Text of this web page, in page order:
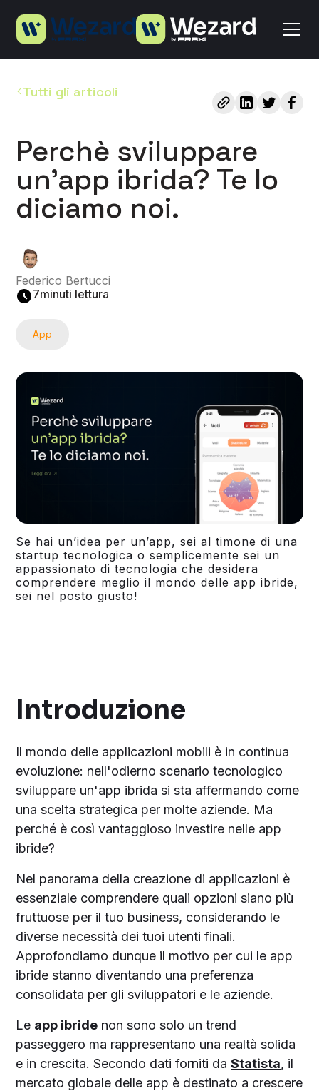
Tutti gli articoli
Perchè sviluppare
un’app ibrida? Te lo
diciamo noi.
Federico Bertucci
7minuti lettura
App
Se hai un’idea per un’app, sei al timone di una
startup tecnologica o semplicemente sei un
appassionato di tecnologia che desidera
comprendere meglio il mondo delle app ibride,
sei nel posto giusto!
Introduzione
Il mondo delle applicazioni mobili è in continua
evoluzione: nell'odierno scenario tecnologico
sviluppare un'app ibrida si sta affermando come
una scelta strategica per molte aziende. Ma
perché è così vantaggioso investire nelle app
ibride?
Nel panorama della creazione di applicazioni è
essenziale comprendere quali opzioni siano più
fruttuose per il tuo business, considerando le
diverse necessità dei tuoi utenti finali.
Approfondiamo dunque il motivo per cui le app
ibride stanno diventando una preferenza
consolidata per gli sviluppatori e le aziende.
Le app ibride non sono solo un trend
passeggero ma rappresentano una realtà solida
e in crescita. Secondo dati forniti daStatista, il
mercato globale delle app è destinato a crescere